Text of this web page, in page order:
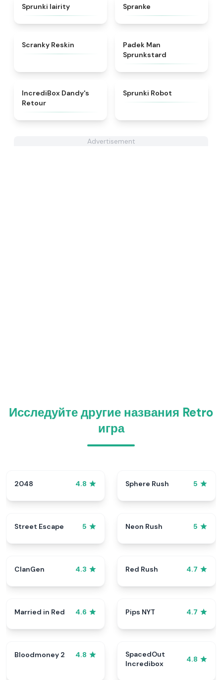
Sprunki lairity Spranke
Scranky Reskin
Padek Man
Sprunkstard
★
IncrediBox Dandy's
Retour
Sprunki Robot
Advertisement
Исследуйте другие названия Retro
игра
2048 4.8 Sphere Rush 5
Street Escape 5 Neon Rush 5
ClanGen 4.3 Red Rush 4.7
Married in Red 4.6 Pips NYT 4.7
Bloodmoney 2 4.8
SpacedOut
Incredibox
4.8